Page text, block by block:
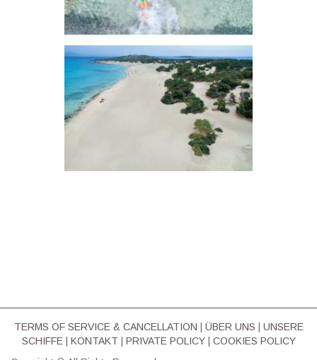
TERMS OF SERVICE & CΑΝCELLATION ÜBER UNS
UNSERE
SCHIFFE
KONTAKT PRIVATE POLICY| COOKIES POLICY